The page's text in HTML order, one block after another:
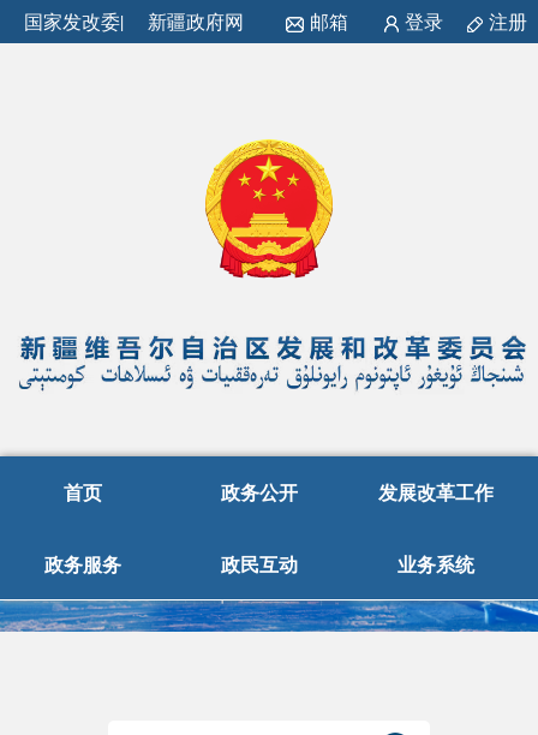
国家发改委| 新疆政府网 邮箱 登录 注册
首页 政务公开 发展改革工作
政务服务 政民互动 业务系统